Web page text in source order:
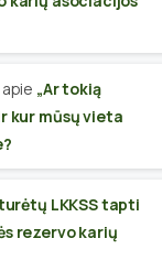
apie „Ar tokią
kur mūsų vieta
LKKSS tapti
rezervo karių